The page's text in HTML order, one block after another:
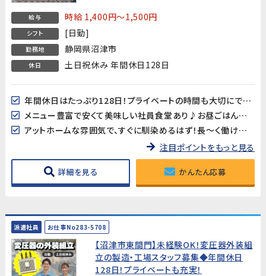
給与 時給 1,400円～1,500円
シフト [日勤]
勤務地 静岡県沼津市
休日 土日祝休み 年間休日128日
年間休日はたっぷり128日！プライベートの時間も大切にできます。
メニュー豊富で安くて美味しい社員食堂あり♪お昼ごはんの心配もいりません！
アットホームな雰囲気で、すぐに馴染めるはず！長～く働ける環境が整っています。
注目ポイントをもっと見る
詳細を見る かんたん応募
派遣社員 お仕事No283-5708
【沼津市東間門】未経験OK！変圧器外装組
立の製造・工場スタッフ募集◆年間休日
128日！プライベートも充実！